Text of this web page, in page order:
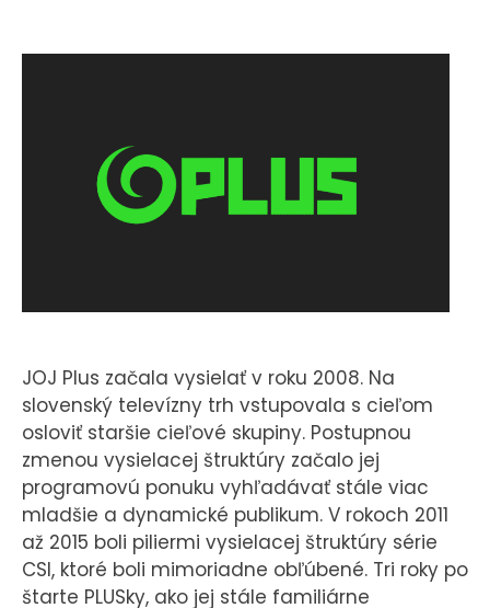
B2B Rozhovory
JOJ Plus začala vysielať v roku 2008. Na
slovenský televízny trh vstupovala s cieľom
osloviť staršie cieľové skupiny. Postupnou
zmenou vysielacej štruktúry začalo jej
programovú ponuku vyhľadávať stále viac
mladšie a dynamické publikum. V rokoch 2011
až 2015 boli piliermi vysielacej štruktúry série
CSI, ktoré boli mimoriadne obľúbené. Tri roky po
štarte PLUSky, ako jej stále familiárne